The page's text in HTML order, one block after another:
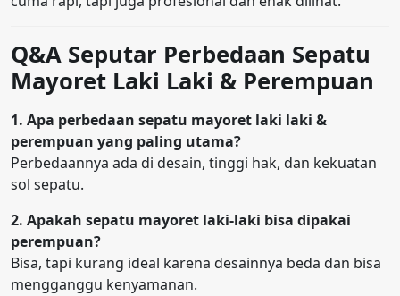
Q&A Seputar Perbedaan Sepatu
Mayoret Laki Laki & Perempuan
1. Apa perbedaan sepatu mayoret laki laki &
perempuan yang paling utama?
Perbedaannya ada di desain, tinggi hak, dan kekuatan
sol sepatu.
2. Apakah sepatu mayoret laki-laki bisa dipakai
perempuan?
Bisa, tapi kurang ideal karena desainnya beda dan bisa
mengganggu kenyamanan.